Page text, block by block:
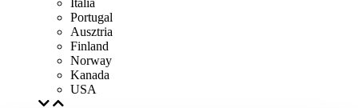
Itália
Portugal
Ausztria
Finland
Norway
Kanada
USA